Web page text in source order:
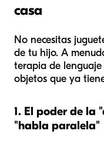
casa
No necesitas
de tu hijo. A
terapia de
objetos que ya
1. El poder de la
"habla paralela"